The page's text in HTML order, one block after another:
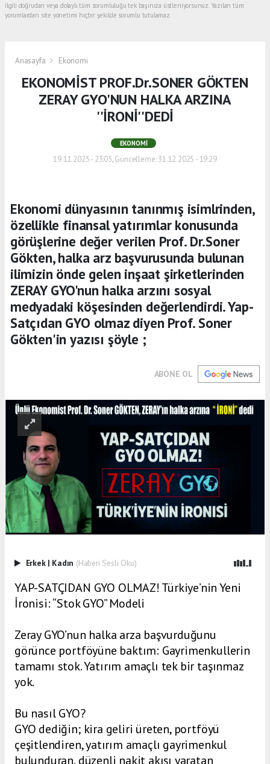
ilgili doğrudan veya dolaylı tüm sorumluluğu tek başınıza üstleniyorsunuz. Yazılan tüm
yorumlardan site yönetimi hiçbir şekilde sorumlu tutulamaz.
Anasayfa Ekonomi
EKONOMİST PROF.Dr.SONER GÖKTEN
ZERAY GYO'NUN HALKA ARZINA
''İRONİ''DEDİ
EKONOMI
19.11.2025 - 23:05, Güncelleme: 31.12.2025 - 19:29
Ekonomi dünyasının tanınmış isimlrinden,
özellikle finansal yatırımlar konusunda
görüşlerine değer verilen Prof. Dr.Soner
Gökten, halka arz başvurusunda bulunan
ilimizin önde gelen inşaat şirketlerinden
ZERAY GYO'nun halka arzını sosyal
medyadaki köşesinden değerlendirdi. Yap-
Satçıdan GYO olmaz diyen Prof. Soner
Gökten'in yazısı şöyle ;
ABONE OL
Erkek | Kadın (Haberi Sesli Oku)
YAP-SATÇIDAN GYO OLMAZ! Türkiye’nin Yeni
İronisi: “Stok GYO” Modeli
Zeray GYO’nun halka arza başvurduğunu
görünce portföyüne baktım: Gayrimenkullerin
tamamı stok. Yatırım amaçlı tek bir taşınmaz
yok.
Bu nasıl GYO?
GYO dediğin; kira geliri üreten, portföyü
çeşitlendiren, yatırım amaçlı gayrimenkul
bulunduran, düzenli nakit akışı yaratan